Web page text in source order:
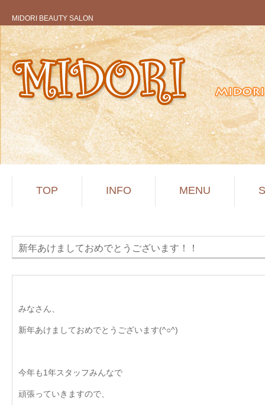
MIDORI BEAUTY SALON
TOP INFO MENU
新年あけましておめでとうございます！！
みなさん、
新年あけましておめでとうございます(^○^)
今年も1年スタッフみんなで
頑張っていきますので、